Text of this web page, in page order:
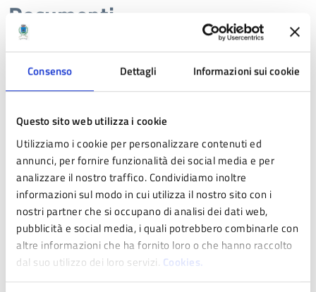
Consenso Dettagli Informazioni sui cookie
Questo sito web utilizza i cookie
Utilizziamo i cookie per personalizzare contenuti ed
annunci, per fornire funzionalità dei social media e per
analizzare il nostro traffico. Condividiamo inoltre
informazioni sul modo in cui utilizza il nostro sito con i
nostri partner che si occupano di analisi dei dati web,
pubblicità e social media, i quali potrebbero combinarle con
altre informazioni che ha fornito loro o che hanno raccolto
dal suo utilizzo dei loro servizi. Cookies.
Documenti
DOCUMENTO
Regolamento per l’assegnazione
di una quota dei proventi
derivanti da oneri di
urbanizzazione secondaria (u2) a
enti esponenziali della Chiesa
cattolica e delle altre
confessioni religiose